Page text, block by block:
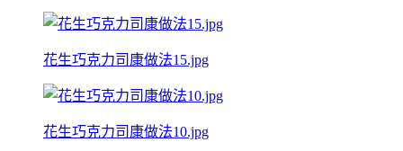
花生巧克力司康做法15.jpg
花生巧克力司康做法10.jpg